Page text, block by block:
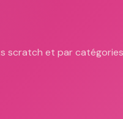
scratch et par catégories